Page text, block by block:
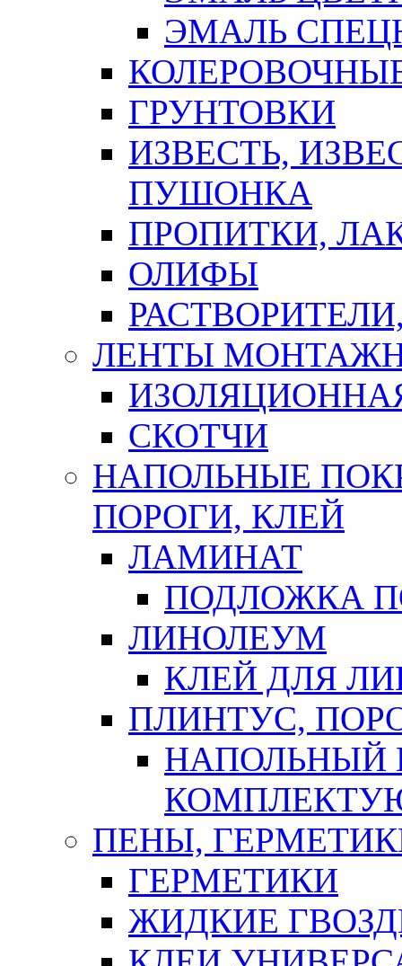
ЭМАЛЬ
ГРУНТОВКИ
ИЗВЕСТЬ,
ПУШОНКА
ПРОПИТКИ,
ОЛИФЫ
ЛЕНТЫ
СКОТЧИ
НАПОЛЬНЫЕ
ПОРОГИ, КЛЕЙ
ЛАМИНАТ
ПОДЛОЖКА
ЛИНОЛЕУМ
КЛЕЙ ДЛЯ
ПЛИНТУС,
НАПОЛЬНЫЙ
ПЕНЫ,
ГЕРМЕТИКИ
ЖИДКИЕ